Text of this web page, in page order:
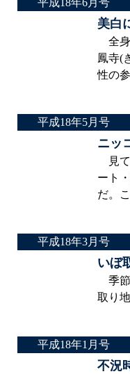
平成18年6月号
美白
全身
鳳寺(
性の
平成18年5月号
ニッ
見て
ート
だ。
平成18年3月号
いぼ
季節
取り
平成18年1月号
不況